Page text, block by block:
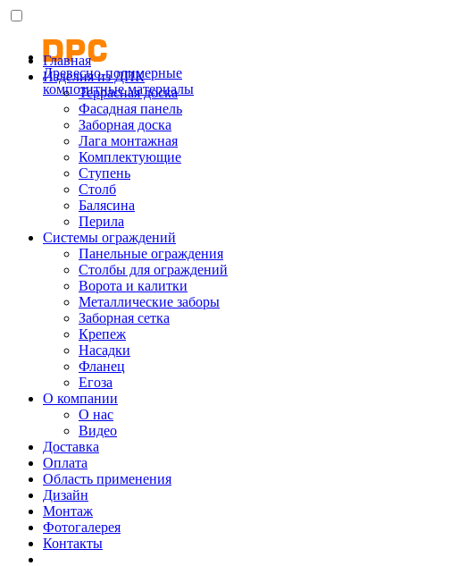
Древесно-полимерные
композитные материалы
Главная
Изделия из ДПК
Террасная доска
Фасадная панель
Заборная доска
Лага монтажная
Комплектующие
Ступень
Столб
Балясина
Перила
Системы ограждений
Панельные ограждения
Столбы для ограждений
Ворота и калитки
Металлические заборы
Заборная сетка
Крепеж
Насадки
Фланец
Егоза
О компании
О нас
Видео
Доставка
Оплата
Область применения
Дизайн
Монтаж
Фотогалерея
Контакты